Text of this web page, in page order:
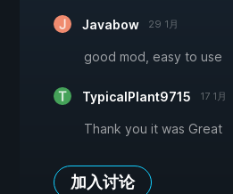
Javabow 29 1月
good mod, easy to use
TypicalPlant9715 17 1月
Thank you it was Great
加入讨论